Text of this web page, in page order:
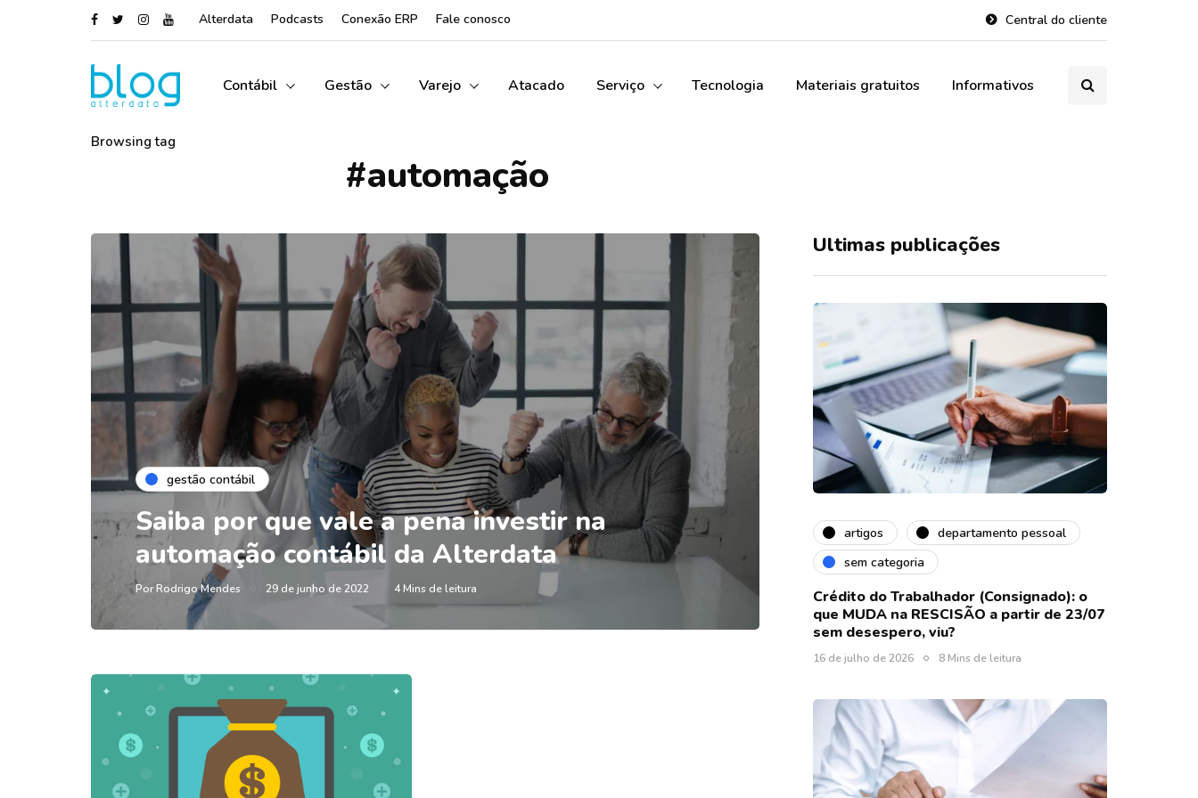
Alterdata Podcasts Conexão ERP Fale conosco Central do cliente
Contábil Gestão Varejo Atacado Serviço Tecnologia Materiais gratuitos Informativos
Browsing tag
#automação
gestão contábil
Saiba por que vale a pena investir na
automação contábil da Alterdata
PorRodrigo Mendes 29 de junho de 2022 4 Mins de leitura
Ultimas publicações
artigos
departamento pessoal
sem categoria
Crédito do Trabalhador (Consignado): o
que MUDA na RESCISÃO a partir de 23/07
sem desespero, viu?
16 de julho de 2026 8 Mins de leitura